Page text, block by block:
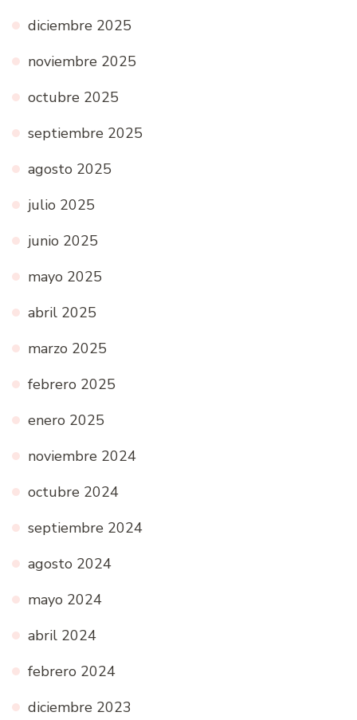
diciembre 2025
noviembre 2025
octubre 2025
septiembre 2025
agosto 2025
julio 2025
junio 2025
mayo 2025
abril 2025
marzo 2025
febrero 2025
enero 2025
noviembre 2024
octubre 2024
septiembre 2024
agosto 2024
mayo 2024
abril 2024
febrero 2024
diciembre 2023